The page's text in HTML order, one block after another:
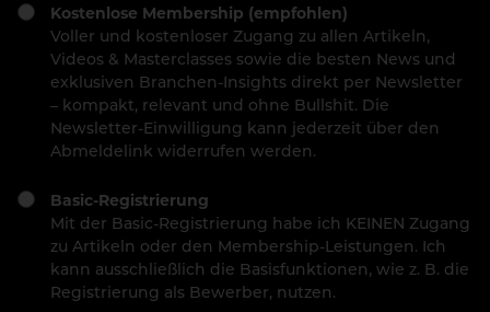
Kostenlose Membership (empfohlen)
Voller und kostenloser Zugang zu allen Artikeln,
Videos & Masterclasses sowie die besten News und
exklusiven Branchen-Insights direkt per Newsletter
– kompakt, relevant und ohne Bullshit. Die
Newsletter-Einwilligung kann jederzeit über den
Abmeldelink widerrufen werden.
Basic-Registrierung
Mit der Basic-Registrierung habe ich KEINEN Zugang
zu Artikeln oder den Membership-Leistungen. Ich
kann ausschließlich die Basisfunktionen, wie z. B. die
Registrierung als Bewerber, nutzen.